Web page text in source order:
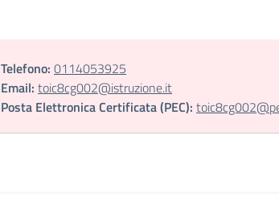
Telefono: 0114053925
Email: toic8cg002@istruzione.it
Posta Elettronica Certificata (PEC):